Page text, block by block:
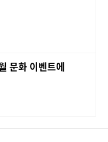
문화 이벤트에